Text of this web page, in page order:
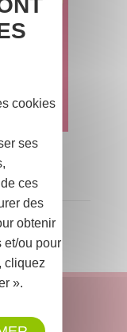
cookies
ses
ces
des
obtenir
et/ou pour
cliquez
».